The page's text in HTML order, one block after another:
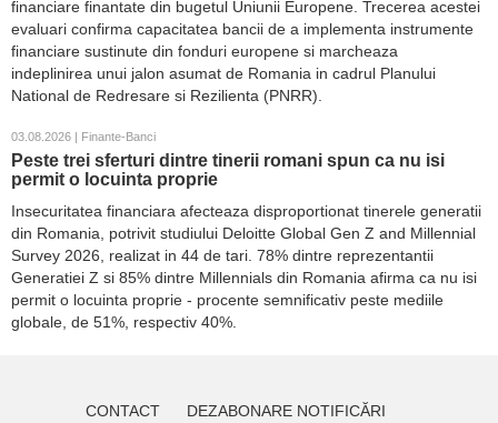
financiare finantate din bugetul Uniunii Europene. Trecerea acestei
evaluari confirma capacitatea bancii de a implementa instrumente
financiare sustinute din fonduri europene si marcheaza
indeplinirea unui jalon asumat de Romania in cadrul Planului
National de Redresare si Rezilienta (PNRR).
03.08.2026 | Finante-Banci
Peste trei sferturi dintre tinerii romani spun ca nu isi
permit o locuinta proprie
Insecuritatea financiara afecteaza disproportionat tinerele generatii
din Romania, potrivit studiului Deloitte Global Gen Z and Millennial
Survey 2026, realizat in 44 de tari. 78% dintre reprezentantii
Generatiei Z si 85% dintre Millennials din Romania afirma ca nu isi
permit o locuinta proprie - procente semnificativ peste mediile
globale, de 51%, respectiv 40%.
CONTACT DEZABONARE NOTIFICĂRI